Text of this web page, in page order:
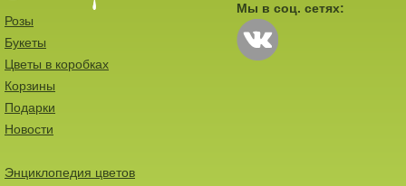
Мы в соц. сетях:
Розы
Букеты
Цветы в коробках
Корзины
Подарки
Новости
Энциклопедия цветов